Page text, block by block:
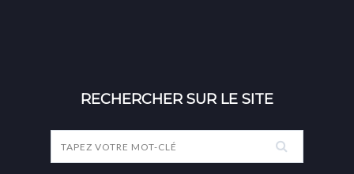
RECHERCHER SUR LE SITE